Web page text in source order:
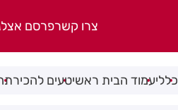
צרו קשרפרסם
כלליעמוד הבית ראשיטעים להכיר